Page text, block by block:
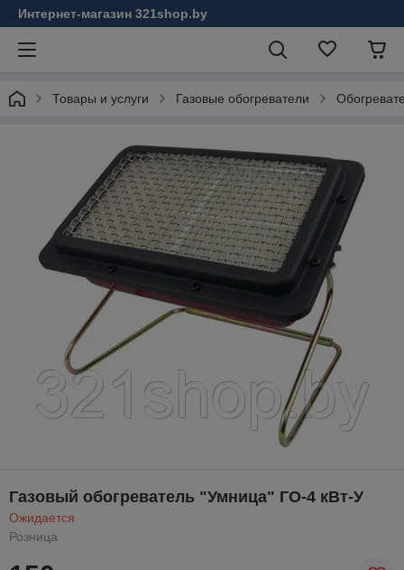
Интернет-магазин 321shop.by
Товары и услуги Газовые обогреватели
Газовый обогреватель "Умница" ГО-4 кВт-У
Ожидается
Розница